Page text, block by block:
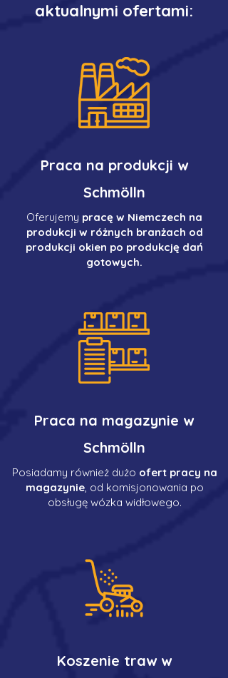
aktualnymi ofertami:
Praca na produkcji w
Schmölln
Oferujemy pracę w Niemczech na
produkcji w różnych branżach od
produkcji okien po produkcję dań
gotowych.
Praca na magazynie w
Schmölln
Posiadamy również dużo ofert pracy na
magazynie, od komisjonowania po
obsługę wózka widłowego.
Koszenie traw w